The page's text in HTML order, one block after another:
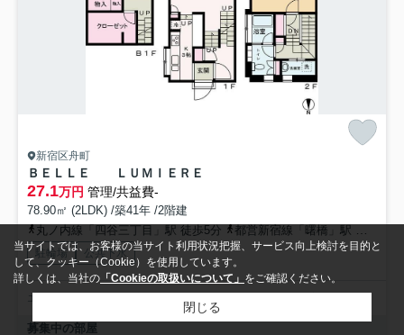
新宿区舟町
ＢＥＬＬＥ ＬＵＭＩＥＲＥ
27.1万円 管理/共益費-
78.90㎡ (2LDK) /築41年 /2階建
丸ノ内線「四谷三丁目」駅 徒歩5分
都営新宿線「曙橋」駅 徒歩3分
駐輪場 公共下水
エリア特化した地域密着型担当が初めて住む駅も詳しくご案内
募集中の部屋
当サイトでは、お客様の当サイト利用状況把握、サービス向上検討を目的と
して、クッキー（Cookie）を使用しています。
詳しくは、当社の 「Cookieの取扱いについて」 をご確認ください。
閉じる